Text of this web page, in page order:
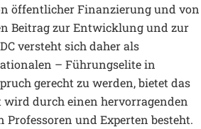
öffentlicher Finanzierung und von
Beitrag zur Entwicklung und zur
versteht sich daher als
– Führungselite in
gerecht zu werden, bietet das
wird durch einen hervorragenden
und Experten besteht.